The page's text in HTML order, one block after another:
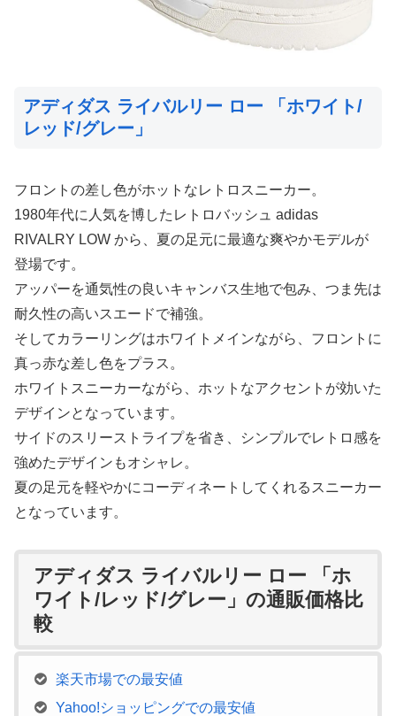
アディダス ライバルリー ロー 「ホワイト/
レッド/グレー」
フロントの差し色がホットなレトロスニーカー。
1980年代に人気を博したレトロバッシュ adidas
RIVALRY LOW から、夏の足元に最適な爽やかモデルが
登場です。
アッパーを通気性の良いキャンバス生地で包み、つま先は
耐久性の高いスエードで補強。
そしてカラーリングはホワイトメインながら、フロントに
真っ赤な差し色をプラス。
ホワイトスニーカーながら、ホットなアクセントが効いた
デザインとなっています。
サイドのスリーストライプを省き、シンプルでレトロ感を
強めたデザインもオシャレ。
夏の足元を軽やかにコーディネートしてくれるスニーカー
となっています。
アディダス ライバルリー ロー 「ホ
ワイト/レッド/グレー」の通販価格比
較
楽天市場での最安値
Yahoo!ショッピングでの最安値